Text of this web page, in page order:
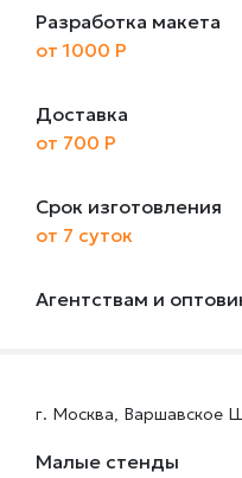
Разработка макета
от 1000 Р
Доставка
от 700 Р
Срок изготовления
от 7 суток
Агентствам и
г. Москва, Варшавское
Малые стенды